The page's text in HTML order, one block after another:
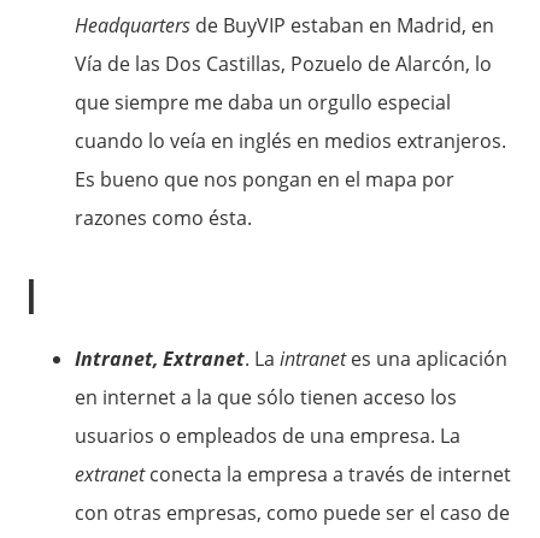
Headquarters de BuyVIP estaban en Madrid, en
Vía de las Dos Castillas, Pozuelo de Alarcón, lo
que siempre me daba un orgullo especial
cuando lo veía en inglés en medios extranjeros.
Es bueno que nos pongan en el mapa por
razones como ésta.
I
Intranet, Extranet. Laintranetes una aplicación
en internet a la que sólo tienen acceso los
usuarios o empleados de una empresa. La
extranetconecta la empresa a través de internet
con otras empresas, como puede ser el caso de